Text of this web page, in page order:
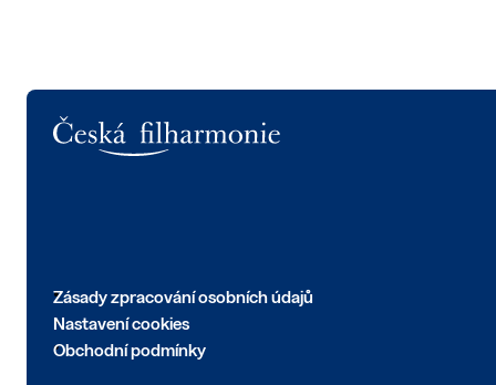
Zásady zpracování osobních údajů
Nastavení cookies
Obchodní podmínky